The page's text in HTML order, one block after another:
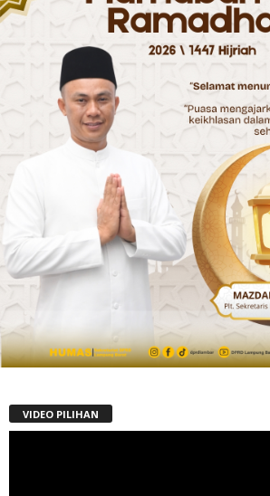
VIDEO PILIHAN